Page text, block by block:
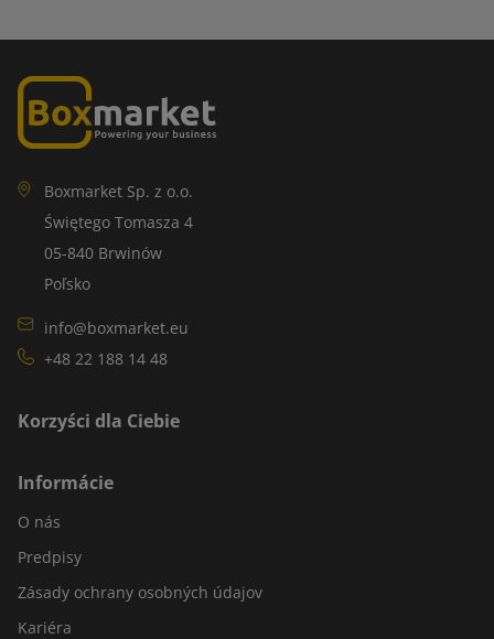
Boxmarket Sp. z o.o.
Świętego Tomasza 4
05-840 Brwinów
Poľsko
info@boxmarket.eu
+48 22 188 14 48
Korzyści dla Ciebie
Informácie
O nás
Predpisy
Zásady ochrany osobných údajov
Kariéra